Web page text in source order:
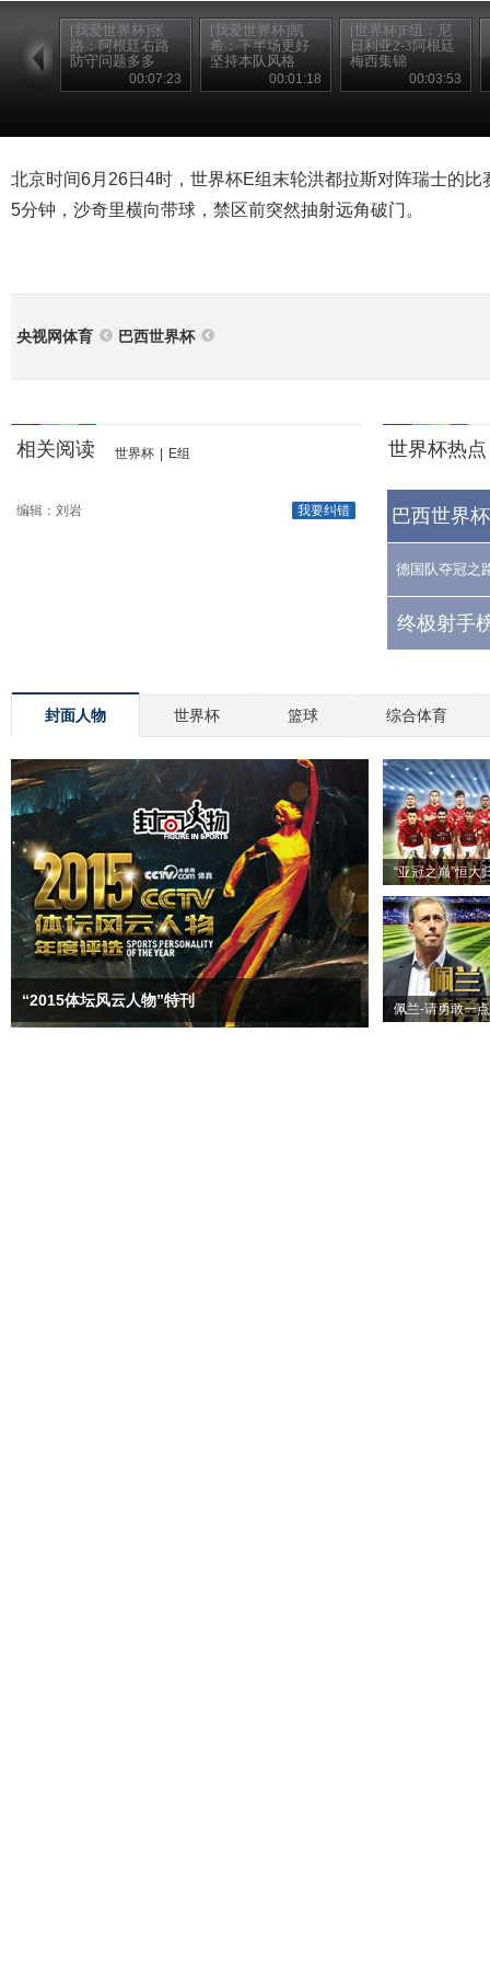
[我爱世界杯]张
路：阿根廷右路
防守问题多多
00:07:23
[我爱世界杯]凯
希：下半场更好
坚持本队风格
00:01:18
[世界杯]F组：尼
日利亚2-3阿根廷
梅西集锦
00:03:53
北京时间6月26日4时，世界杯E组末轮洪都拉斯对阵瑞士的
5分钟，沙奇里横向带球，禁区前突然抽射远角破门。
央视网体育 巴西世界杯
相关阅读 世界杯 E组
我要纠错
编辑：刘岩
世界杯热点
巴西世界
德国队夺冠之
终极射手
封面人物 世界杯 篮球 综合体育
“2015体坛风云人物”特刊
“亚冠之巅”恒大
佩兰-请勇敢一点